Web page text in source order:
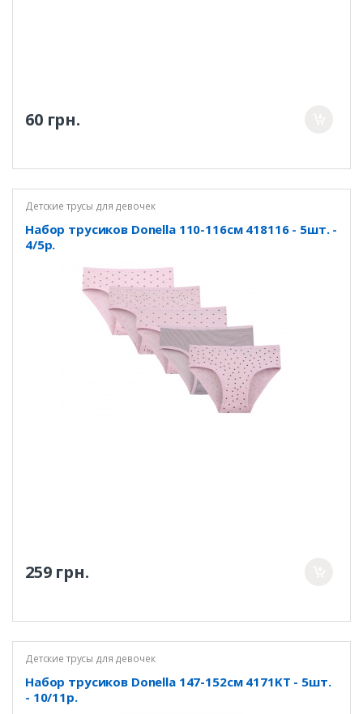
60 грн.
Детские трусы для девочек
Набор трусиков Donella 110-116см 418116 - 5шт. -
4/5р.
259 грн.
Детские трусы для девочек
Набор трусиков Donella 147-152см 4171KT - 5шт.
- 10/11р.